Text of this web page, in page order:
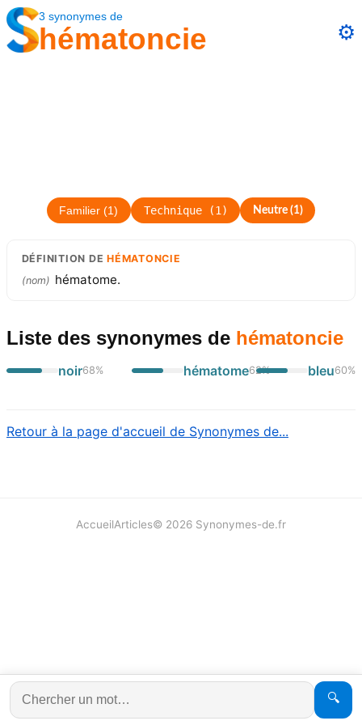
3 synonymes de
hématoncie ⚙️
Familier (1) Technique(1 ) Neutre(1)
DÉFINITION DEHÉMATONCIE
(nom) hématome.
Liste des synonymes de hématoncie
noir68% hématome62% bleu60%
Retour à la page d'accueil de Synonymes de...
🔍
AccueilArticles© 2026 Synonymes-de.fr